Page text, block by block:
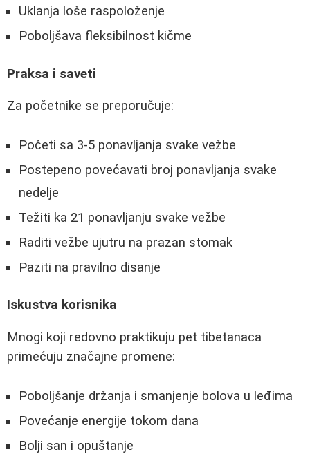
Uklanja loše raspoloženje
Poboljšava fleksibilnost kičme
Praksa i saveti
Za početnike se preporučuje:
Početi sa 3-5 ponavljanja svake vežbe
Postepeno povećavati broj ponavljanja svake
nedelje
Težiti ka 21 ponavljanju svake vežbe
Raditi vežbe ujutru na prazan stomak
Paziti na pravilno disanje
Iskustva korisnika
Mnogi koji redovno praktikuju pet tibetanaca
primećuju značajne promene:
Poboljšanje držanja i smanjenje bolova u leđima
Povećanje energije tokom dana
Bolji san i opuštanje